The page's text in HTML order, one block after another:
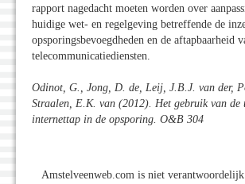
rapport nagedacht moeten worden over
huidige wet- en regelgeving betreffende de
opsporingsbevoegdheden en de aftapbaarheid
telecommunicatiediensten.
Odinot, G., Jong, D. de, Leij, J.B.J. van der,
Straalen, E.K. van (2012). Het gebruik van de
internettap in de opsporing. O&B 304
Amstelveenweb.com is niet